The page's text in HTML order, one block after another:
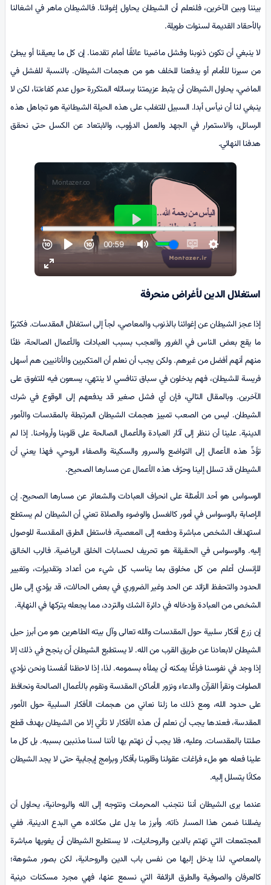
بيننا وبين الآخرين، فلنعلم أن الشيطان يحاول إغوائنا. فالشيطان ماهر في اشغالنا
بالأحقاد القديمة لسنوات طويلة.
لا ينبغي أن تكون ذنوبنا وفشل ماضينا عائقًا أمام تقدمنا. إن كل ما يعيقنا أو يبطئ
من سيرنا للأمام أو يدفعنا للخلف هو من هجمات الشيطان. بالنسبة للفشل في
الماضي، يحاول الشيطان أن يثبط عزيمتنا برسائله المتكررة حول عدم كفاءتنا، لكن لا
ينبغي لنا أن نيأس أبدا. السبيل للتغلب على هذه الحيلة الشيطانية هو تجاهل هذه
الرسائل، والاستمرار في الجهد والعمل الدؤوب، والابتعاد عن الكسل حتى نحقق
هدفنا النهائي.
استغلال الدين لأغراض منحرفة
إذا عجز الشيطان عن إغوائنا بالذنوب والمعاصي، لجأ إلى استغلال المقدسات. فكثيرًا
ما يقع بعض الناس في الغرور والعجب بسبب العبادات والأعمال الصالحة، ظنًا
منهم أنهم أفضل من غيرهم. ولكن يجب أن نعلم أن المتكبرين والأنانيين هم أسهل
فريسة للشيطان، فهم يدخلون في سباق تنافسي لا ينتهي، يسعون فيه للتفوق على
الآخرين. وبالمقال التالي، فإن أي فشل صغير قد يدفعهم إلى الوقوع في شرك
الشيطان. ليس من الصعب تمييز هجمات الشيطان المرتبطة بالمقدسات والأمور
الدينية. علينا أن ننظر إلى آثار العبادة والأعمال الصالحة على قلوبنا وأرواحنا. إذا لم
تؤَدِّ هذه الأعمال إلى التواضع والسرور والسكينة والصفاء الروحي، فهذا يعني أن
الشيطان قد تسلل إلينا وحرّف هذه الأعمال عن مسارها الصحيح.
الوسواس هو أحد الأمثلة على انحراف العبادات والشعائر عن مسارها الصحيح. إن
الإصابة بالوسواس في أمور كالغسل والوضوء والصلاة تعني أن الشيطان لم يستطع
استهداف الشخص مباشرة ودفعه إلى المعصية، فاستغل الطرق المقدسة للوصول
إليه. والوسواس في الحقيقة هو تحريف لحسابات الخلق الرياضية. فالرب الخالق
للإنسان أعلم من كل مخلوق بما يناسب كل شيء من أعداد وتقديرات، وتغيير
الحدود والتحفظ الزائد عن الحد وغير الضروري في بعض الحالات، قد يؤدي إلى ملل
الشخص من العبادة وإدخاله في دائرة الشك والتردد، مما يجعله يتركها في النهاية.
إن زرع أفكار سلبية حول المقدسات والله تعالى وآل بيته الطاهرين هو من أبرز حيل
الشيطان لابعادنا عن طريق القرب من الله. لا يستطيع الشيطان أن ينجح في ذلك إلا
إذا وجد في نفوسنا فراغًا يمكنه أن يملأه بسمومه. لذا، إذا لاحظنا أنفسنا ونحن نؤدي
الصلوات ونقرأ القرآن والدعاء ونزور الأماكن المقدسة ونقوم بالأعمال الصالحة ونحافظ
على حدود الله، ومع ذلك ما زلنا نعاني من هجمات الأفكار السلبية حول الأمور
المقدسة، فعندها يجب أن نعلم أن هذه الأفكار لا تأتي إلا من الشيطان بهدف قطع
صلتنا بالمقدسات. وعليه، فلا يجب أن نهتم بها لأننا لسنا مذنبين بسببه. بل كل ما
علينا فعله هو ملء فراغات عقولنا وقلوبنا بأفكار وبرامج إيجابية حتى لا يجد الشيطان
مكانًا يتسلل إليه.
عندما يرى الشيطان أننا نتجنب المحرمات ونتوجه إلى الله والروحانية، يحاول أن
يضللنا ضمن هذا المسار ذاته. وأبرز ما يدل على مكائده هي البدع الدينية. ففي
المجتمعات التي تهتم بالدين والروحانيات، لا يستطيع الشيطان أن يغويها مباشرة
بالمعاصي، لذا يدخل إليها من نفس باب الدين والروحانية، لكن بصور مشوهة؛
كالعرفان والصوفية والطرق الزائفة التي نسمع عنها، فهي مجرد مسكنات دينية